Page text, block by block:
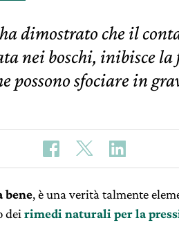
dimostrato che il
nei boschi, inibisce
possono sfociare in
bene, è una verità talmente
dei rimedi naturali per la